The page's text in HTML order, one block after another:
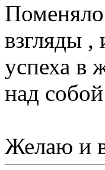
взгляды ,
успеха в
над
Желаю и